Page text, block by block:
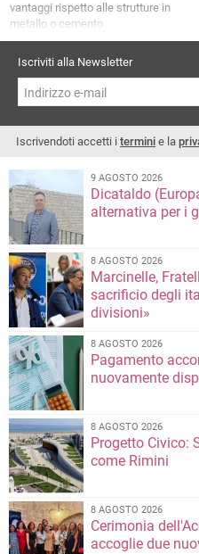
vantaggi rispetto alle strutture in
metallo o cemento
Iscriviti alla Newsletter
Iscrivendoti accetti i termini e la
9 AGOSTO 2026
Dicataldo
alternativa per i
8 AGOSTO 2026
Marcinelle,
sacrificio degli
divisioni»
8 AGOSTO 2026
Pagamento acconto
nuovamente
8 AGOSTO 2026
Progetto Civico:
come Rimini
8 AGOSTO 2026
Cerimonia
accoglie due